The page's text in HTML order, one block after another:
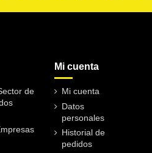
de
Mi cuenta
Mi cuenta
Datos
personales
Historial de
pedidos